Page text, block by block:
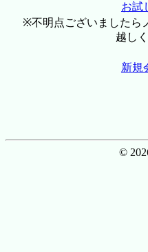
お試
※不明点ございましたら
越し
新規
©